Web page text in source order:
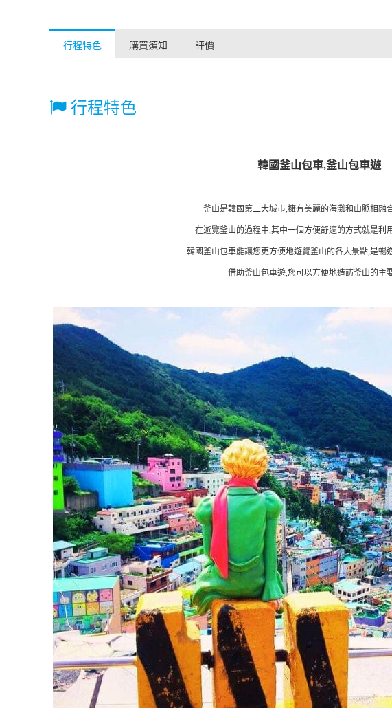
行程特色 購買須知 評價
行程特色
韓國釜山包車,釜山包車遊
釜山是韓國第二大城市,擁有美麗的海灘和山脈相融
在遊覽釜山的過程中,其中一個方便舒適的方式就是利
韓國釜山包車能讓您更方便地遊覽釜山的各大景點,是暢
借助釜山包車遊,您可以方便地造訪釜山的主